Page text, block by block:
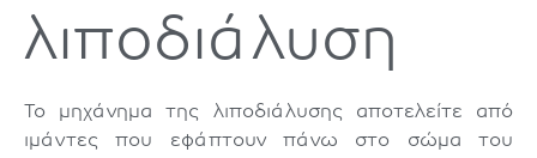
λιποδιάλυση
Το μηχάνημα της λιποδιάλυσης αποτελείτε από
ιμάντες που εφάπτουν πάνω στο σώμα του